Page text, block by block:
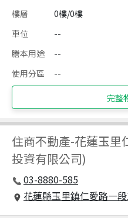
樓層
0樓/0樓
車位
--
謄本用途
--
使用分區
--
完整
住商不動產-花蓮玉里
投資有限公司)
03-8880-585
花蓮縣玉里鎮仁愛路一